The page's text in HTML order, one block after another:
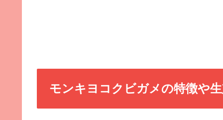
モンキヨコクビガメの特徴や